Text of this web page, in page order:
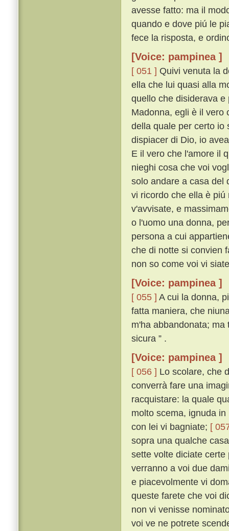
avesse fatto: ma il
quando e dove piú le
fece la risposta, e
[Voice: pampinea ]
[ 051 ] Quivi venuta la
ella che lui quasi alla
quello che disiderava
Madonna, egli è il vero
della quale per certo io
dispiacer di Dio, io
E il vero che l'amore il
nieghi cosa che voi
solo andare a casa del
vi ricordo che ella è
v'avvisate, e
o l'uomo una donna,
persona a cui
che di notte si convien
non so come voi vi
[Voice: pampinea ]
[ 055 ] A cui la donna,
fatta maniera, che
m'ha abbandonata;
sicura ” .
[Voice: pampinea ]
[ 056 ] Lo scolare, che
converrà fare una
racquistare: la quale
molto scema, ignuda
con lei vi bagniate; [
sopra una qualche
sette volte diciate
verranno a voi due
e piacevolmente vi
queste farete che voi
non vi venisse
voi ve ne potrete